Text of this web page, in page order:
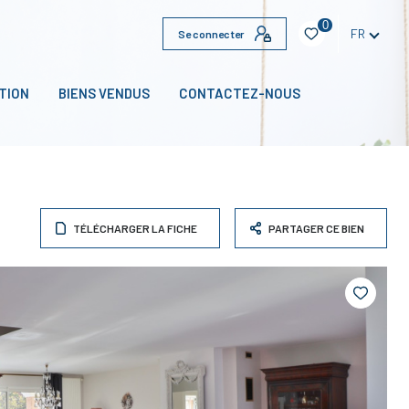
Se connecter
0
FR
BIENS VENDUS CONTACTEZ-NOUS
TÉLÉCHARGER LA FICHE PARTAGER CE BIEN